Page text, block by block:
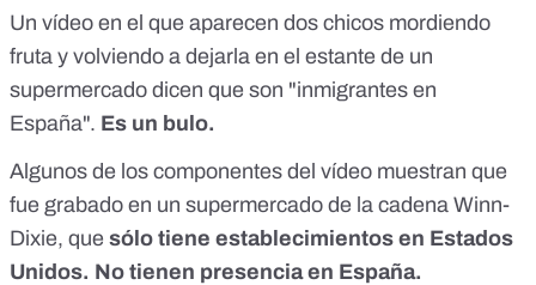
Un vídeo en el que aparecen dos chicos mordiendo
fruta y volviendo a dejarla en el estante de un
supermercado dicen que son "inmigrantes en
España". Es un bulo.
Algunos de los componentes del vídeo muestran que
fue grabado en un supermercado de la cadena Winn-
Dixie, que sólo tiene establecimientos en Estados
Unidos. No tienen presencia en España.